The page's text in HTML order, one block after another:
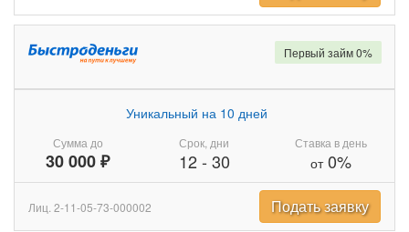
Сумма до
30 000 ₽
Уникальный на 10 дней
Срок, дни
12- 30
Ставка в день
от0%
Первый займ 0%
Лиц. 2-11-05-73-000002 Подать заявку